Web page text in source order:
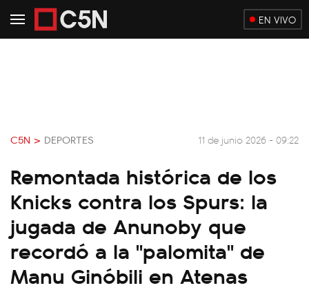
EN VIVO
C5N > DEPORTES 11 de junio 2026 - 09:22
Remontada histórica de los
Knicks contra los Spurs: la
jugada de Anunoby que
recordó a la "palomita" de
Manu Ginóbili en Atenas